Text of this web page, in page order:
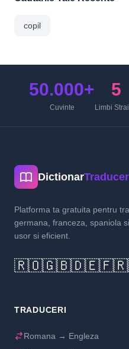
copil
50.000+
Cuvinte
5
Limbi
Dictionar
Platforma ta gratuita pentru
germana, franceza, spaniola
usor si eficient.
🇷🇴🇬🇧🇩🇪🇫🇷
TRADUCERI
Romana → Engleza